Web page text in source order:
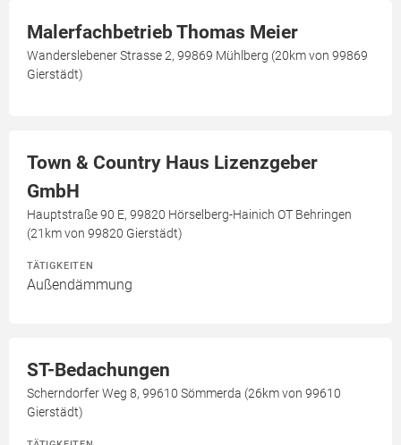
Malerfachbetrieb Thomas Meier
Wanderslebener Strasse 2, 99869 Mühlberg (20km von 99869
Gierstädt)
Town & Country Haus Lizenzgeber
GmbH
Hauptstraße 90 E, 99820 Hörselberg-Hainich OT Behringen
(21km von 99820 Gierstädt)
TÄTIGKEITEN
Außendämmung
ST-Bedachungen
Scherndorfer Weg 8, 99610 Sömmerda (26km von 99610
Gierstädt)